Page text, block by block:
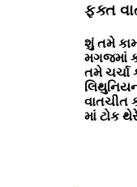
ફક્ત
શું તમે
મગજમાં
તમે ચર્ચા
વાતચીત
માં ટોક